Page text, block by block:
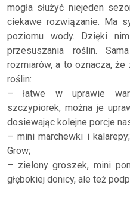
mogła służyć niejeden
ciekawe rozwiązanie. Ma
poziomu wody. Dzięki
przesuszania roślin.
rozmiarów, a to oznacza,
roślin:
– łatwe w uprawie
szczypiorek, można je
dosiewając kolejne porcje
– mini marchewki i
Grow;
– zielony groszek, mini
głębokiej donicy, ale też